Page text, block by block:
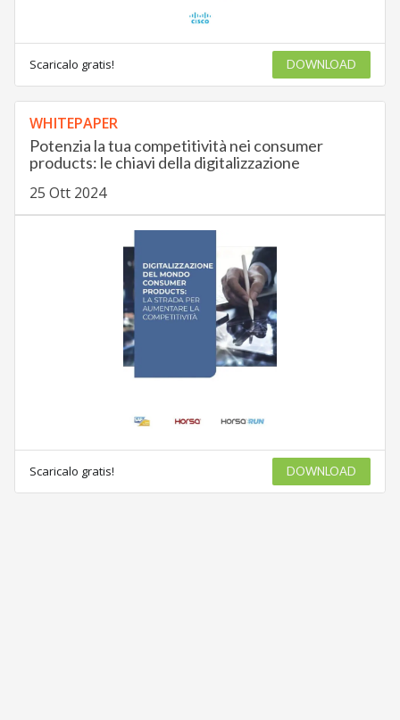
Scaricalo gratis! DOWNLOAD
WHITEPAPER
Potenzia la tua competitività nei consumer
products: le chiavi della digitalizzazione
25 Ott 2024
Scaricalo gratis! DOWNLOAD